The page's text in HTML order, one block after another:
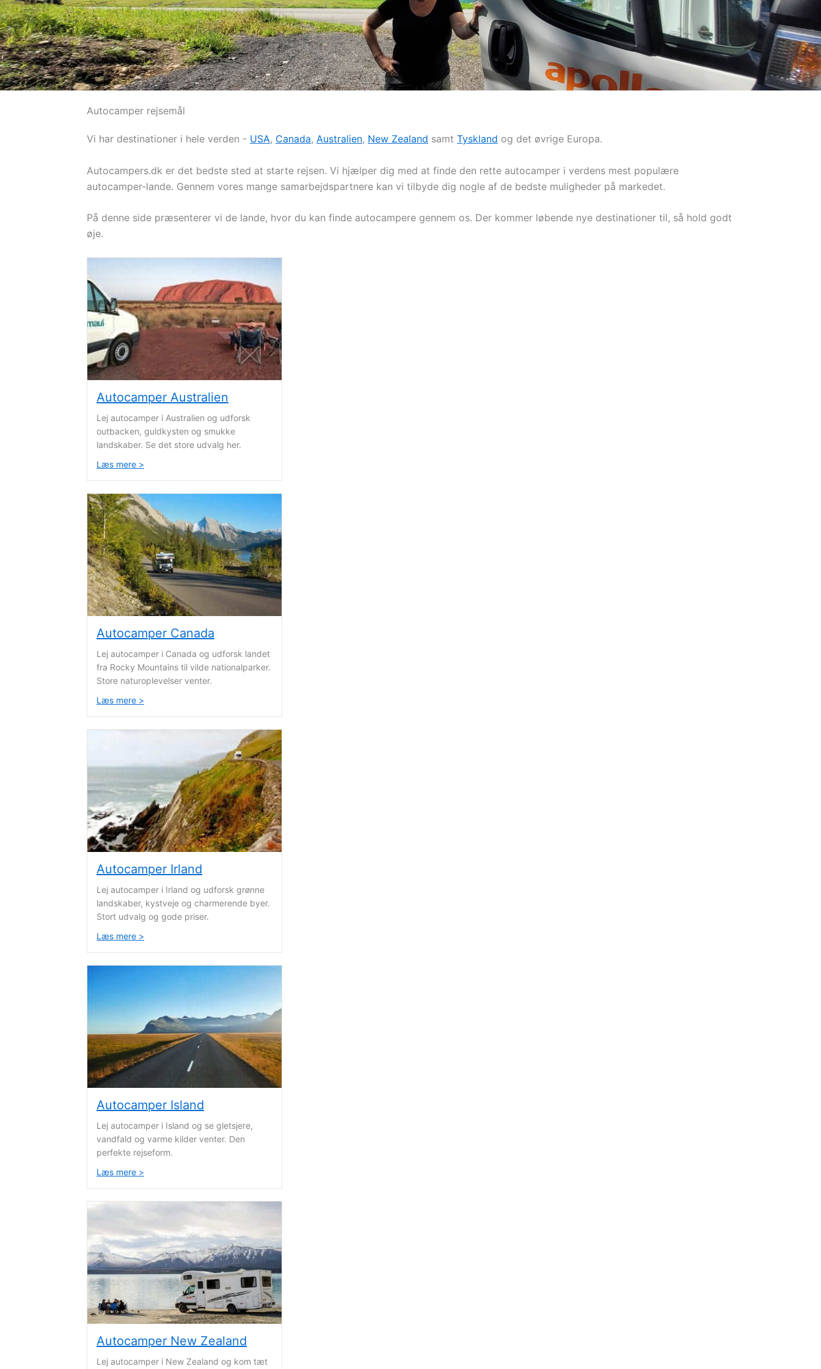
Autocamper rejsemål
Vi har destinationer i hele verden - USA, Canada, Australien, New Zealand samt Tyskland og det øvrige Europa.
Autocampers.dk er det bedste sted at starte rejsen. Vi hjælper dig med at finde den rette autocamper i verdens mest populære
autocamper-lande. Gennem vores mange samarbejdspartnere kan vi tilbyde dig nogle af de bedste muligheder på markedet.
På denne side præsenterer vi de lande, hvor du kan finde autocampere gennem os. Der kommer løbende nye destinationer til, så hold godt
øje.
Autocamper Australien
Lej autocamper i Australien og udforsk
outbacken, guldkysten og smukke
landskaber. Se det store udvalg her.
Læs mere >
Autocamper Canada
Lej autocamper i Canada og udforsk landet
fra Rocky Mountains til vilde nationalparker.
Store naturoplevelser venter.
Læs mere >
Autocamper Irland
Lej autocamper i Irland og udforsk grønne
landskaber, kystveje og charmerende byer.
Stort udvalg og gode priser.
Læs mere >
Autocamper Island
Lej autocamper i Island og se gletsjere,
vandfald og varme kilder venter. Den
perfekte rejseform.
Læs mere >
Autocamper New Zealand
Lej autocamper i New Zealand og kom tæt